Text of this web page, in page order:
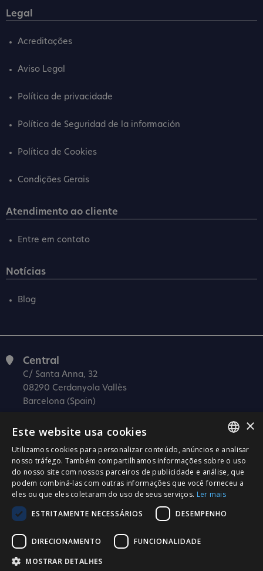
Legal
Acreditações
Aviso Legal
Política de privacidade
Política de Seguridad de la información
Política de Cookies
Condições Gerais
Atendimento ao cliente
Entre em contato
Notícias
Blog
Central
C/ Santa Anna, 32
08290 Cerdanyola Vallès
Barcelona (Spain)
C/ Josep Estivill, 11-13
08027 Barcelona
(Spain)
Madrid
C/ Méndez Álvaro 20, oficina 440
28045 Madrid
(Spain)
SPANISH
CATALÀ
ENGLISH
PORTUGUESE
×
Este website usa cookies
Utilizamos cookies para personalizar conteúdo, anúncios e analisar
nosso tráfego. Também compartilhamos informações sobre o uso
do nosso site com nossos parceiros de publicidade e análise, que
podem combiná-las com outras informações que você forneceu a
eles ou que eles coletaram do uso de seus serviços. Ler mais
ESTRITAMENTE NECESSÁRIOS
DESEMPENHO
DIRECIONAMENTO FUNCIONALIDADE
MOSTRAR DETALHES